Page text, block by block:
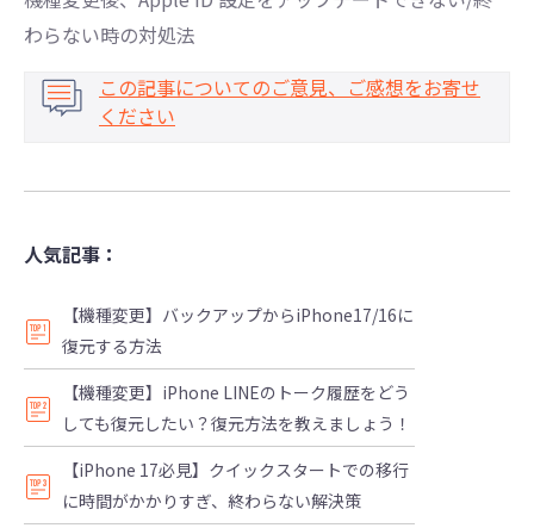
わらない時の対処法
この記事についてのご意見、ご感想をお寄せ
ください
人気記事：
【機種変更】バックアップからiPhone17/16に
復元する方法
【機種変更】iPhone LINEのトーク履歴をどう
しても復元したい？復元方法を教えましょう！
【iPhone 17必見】クイックスタートでの移行
に時間がかかりすぎ、終わらない解決策